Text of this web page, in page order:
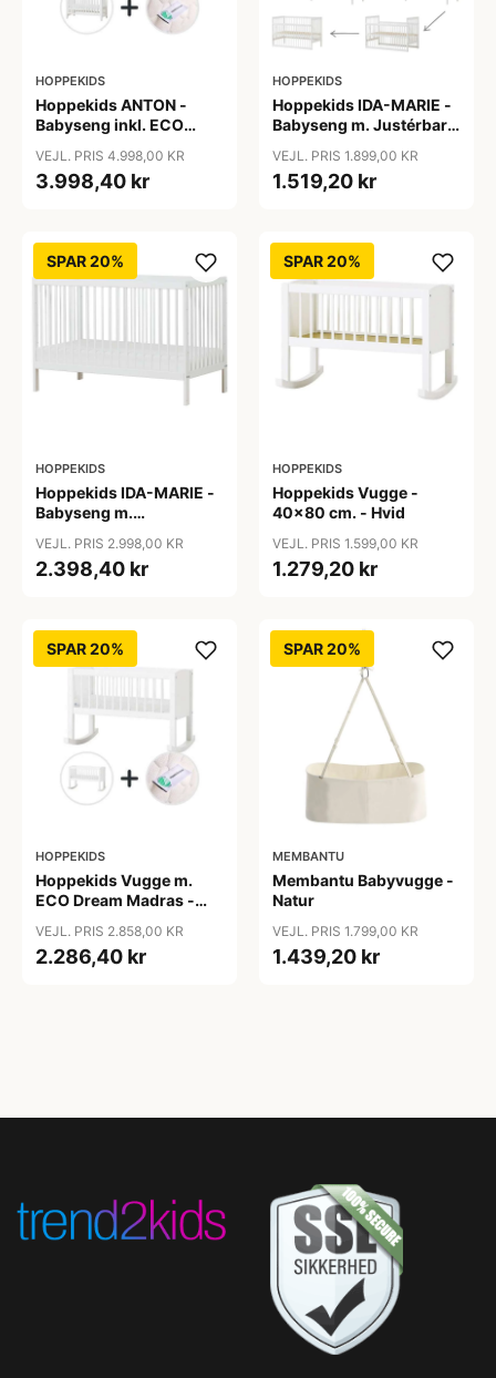
HOPPEKIDS
Hoppekids ANTON -
Babyseng inkl. ECO
cm. - Hvid
VEJL. PRIS 4.998,00 KR
3.998,40 kr
HOPPEKIDS
Hoppekids IDA-MARIE -
Babyseng m. Justérbar
Hvid
VEJL. PRIS 1.899,00 KR
1.519,20 kr
SPAR 20%
HOPPEKIDS
Hoppekids IDA-MARIE -
Babyseng m.
Justérbar Højde og
Sidepanel - Hvid
VEJL. PRIS 2.998,00 KR
2.398,40 kr
SPAR 20%
HOPPEKIDS
Hoppekids Vugge -
40x80 cm. - Hvid
VEJL. PRIS 1.599,00 KR
1.279,20 kr
SPAR 20%
HOPPEKIDS
Hoppekids Vugge m.
ECO Dream Madras -
VEJL. PRIS 2.858,00 KR
2.286,40 kr
SPAR 20%
MEMBANTU
Membantu Babyvugge -
Natur
VEJL. PRIS 1.799,00 KR
1.439,20 kr